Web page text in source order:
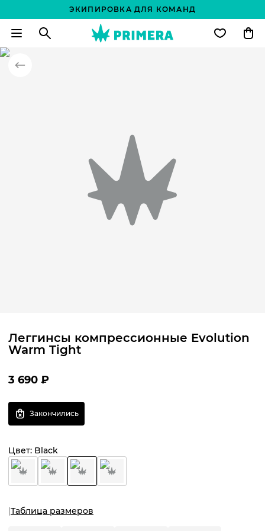
ЭКИПИРОВКА ДЛЯ КОМАНД
Леггинсы компрессионные Evolution
Warm Tight
3 690 ₽
Закончились
Цвет: Black
Таблица размеров